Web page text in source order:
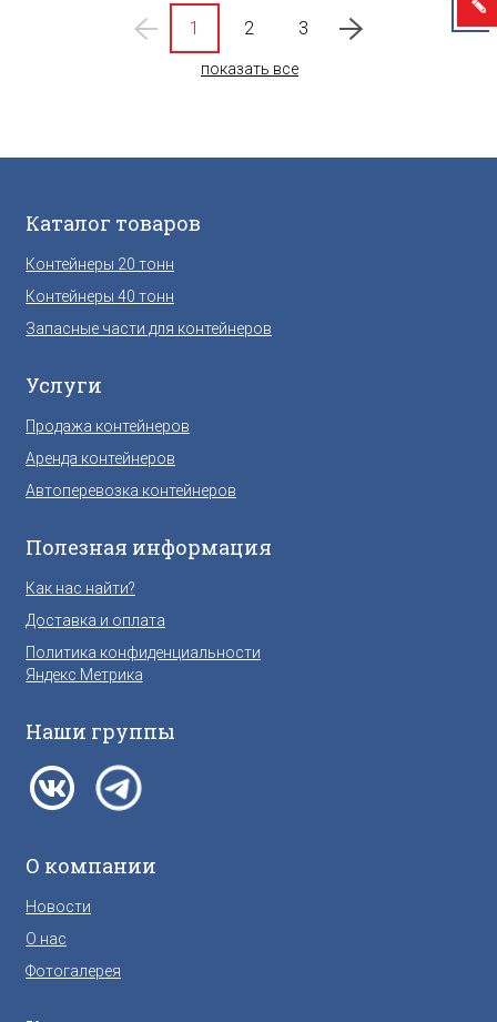
1 2 3
показать все
Каталог товаров
Контейнеры 20 тонн
Контейнеры 40 тонн
Запасные части для контейнеров
Услуги
Продажа контейнеров
Аренда контейнеров
Автоперевозка контейнеров
Полезная информация
Как нас найти?
Доставка и оплата
Политика конфиденциальности
Яндекс Метрика
Наши группы
О компании
Новости
О нас
Фотогалерея